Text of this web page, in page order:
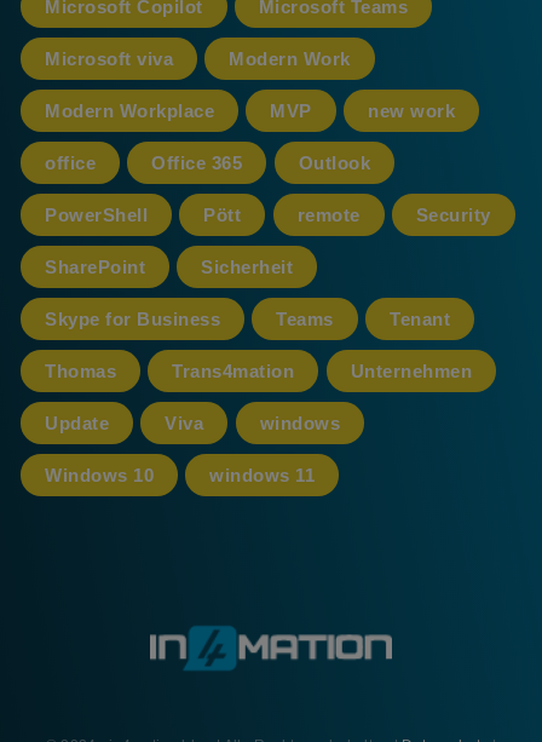
Microsoft Copilot Microsoft Teams
Microsoft viva Modern Work
Modern Workplace MVP new work
office Office 365 Outlook
PowerShell Pött remote Security
SharePoint Sicherheit
Skype for Business Teams Tenant
Thomas Trans4mation Unternehmen
Update Viva windows
Windows 10 windows 11